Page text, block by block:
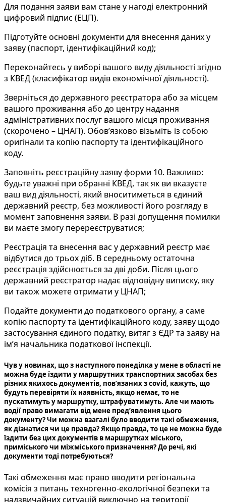
Для подання заяви вам стане у нагоді електронний
цифровий підпис (ЕЦП).
Підготуйте основні документи для внесення даних у
заяву (паспорт, ідентифікаційний код);
Переконайтесь у виборі вашого виду діяльності згідно
з КВЕД (класифікатор видів економічної діяльності).
Зверніться до державного реєстратора або за місцем
вашого проживання або до центру надання
адміністративних послуг вашого місця проживання
(скорочено – ЦНАП). Обов’язково візьміть із собою
оригінали та копію паспорту та ідентифікаційного
коду.
Заповніть реєстраційну заяву форми 10. Важливо:
будьте уважні при обранні КВЕД, так як ви вказуєте
ваш вид діяльності, який вноситиметься в єдиний
державний реєстр, без можливості його розгляду в
момент заповнення заяви. В разі допущення помилки
ви маєте змогу перереєструватися;
Реєстрація та внесення вас у державний реєстр має
відбутися до трьох діб. В середньому остаточна
реєстрація здійснюється за дві доби. Після цього
державний реєстратор надає відповідну виписку, яку
ви також можете отримати у ЦНАП;
Подайте документи до податкового органу, а саме
копію паспорту та ідентифікаційного коду, заяву щодо
застосування єдиного податку, витяг з ЄДР та заяву на
ім’я начальника податкової інспекції.
Чув у новинах, що з наступного понеділка у мене в області не
можна буде їздити у маршрутних транспортних засобах без
різних якихось документів, пов’язаних з covid, кажуть, що
будуть перевіряти їх наявність, якщо немає, то не
пускатимуть у маршрутку, штрафуватимуть. Але чи мають
водії право вимагати від мене пред’явлення цього
документу? Чи можна взагалі було вводити такі обмеження,
як дізнатися чи це правда? Якщо правда, то це не можна буде
їздити без цих документів в маршрутках міського,
приміського чи міжміського призначення? До речі, які
документи тоді потребуються?
Такі обмеження має право вводити регіональна
комісія з питань техногенно-екологічної безпеки та
надзвичайних ситуацій виключно на території